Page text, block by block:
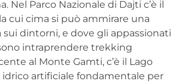
Nel Parco Nazionale di Dajti c’è il
cui cima si può ammirare una
dintorni, e dove gli appassionati
intraprendere trekking
al Monte Gamti, c’è il Lago
idrico artificiale fondamentale per